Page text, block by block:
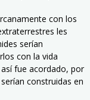
con los
les
serían
con la vida
fue acordado, por
construidas en